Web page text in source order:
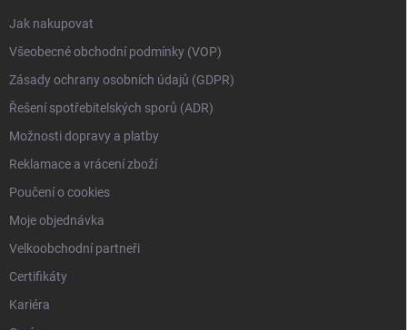
Jak nakupovat
Všeobecné obchodní podmínky (VOP)
Zásady ochrany osobních údajů (GDPR)
Řešení spotřebitelských sporů (ADR)
Možnosti dopravy a platby
Reklamace a vrácení zboží
Poučení o cookies
Moje objednávka
Velkoobchodní partneři
Certifikáty
Kariéra